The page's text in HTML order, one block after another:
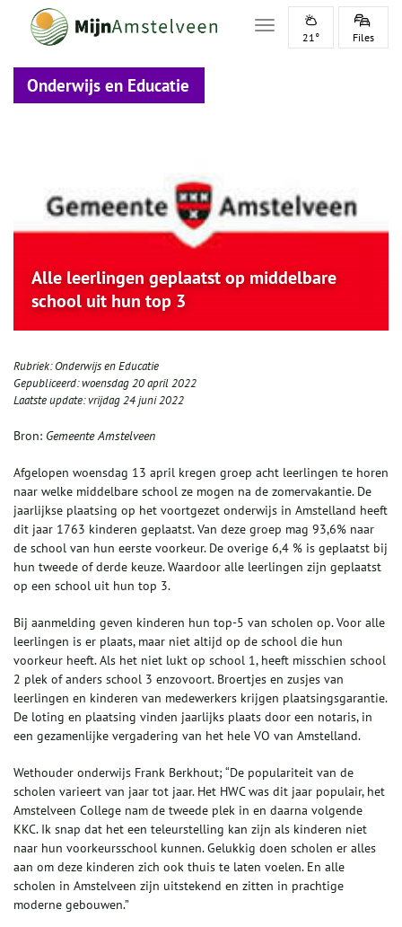
Toggle navigation
21° Files
Onderwijs en Educatie
Alle leerlingen geplaatst op middelbare
school uit hun top 3
Rubriek:Onderwijs en Educatie
Gepubliceerd:woensdag 20 april 2022
Laatste update:vrijdag 24 juni 2022
Bron: Gemeente Amstelveen
Afgelopen woensdag 13 april kregen groep acht leerlingen te horen
naar welke middelbare school ze mogen na de zomervakantie. De
jaarlijkse plaatsing op het voortgezet onderwijs in Amstelland heeft
dit jaar 1763 kinderen geplaatst. Van deze groep mag 93,6% naar
de school van hun eerste voorkeur. De overige 6,4 % is geplaatst bij
hun tweede of derde keuze. Waardoor alle leerlingen zijn geplaatst
op een school uit hun top 3.
Bij aanmelding geven kinderen hun top-5 van scholen op. Voor alle
leerlingen is er plaats, maar niet altijd op de school die hun
voorkeur heeft. Als het niet lukt op school 1, heeft misschien school
2 plek of anders school 3 enzovoort. Broertjes en zusjes van
leerlingen en kinderen van medewerkers krijgen plaatsingsgarantie.
De loting en plaatsing vinden jaarlijks plaats door een notaris, in
een gezamenlijke vergadering van het hele VO van Amstelland.
Wethouder onderwijs Frank Berkhout; “De populariteit van de
scholen varieert van jaar tot jaar. Het HWC was dit jaar populair, het
Amstelveen College nam de tweede plek in en daarna volgende
KKC. Ik snap dat het een teleurstelling kan zijn als kinderen niet
naar hun voorkeursschool kunnen. Gelukkig doen scholen er alles
aan om deze kinderen zich ook thuis te laten voelen. En alle
scholen in Amstelveen zijn uitstekend en zitten in prachtige
moderne gebouwen.”